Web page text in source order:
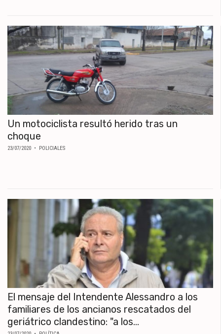
Un motociclista resultó herido tras un
choque
23/07/2020 • POLICIALES
El mensaje del Intendente Alessandro a los
familiares de los ancianos rescatados del
geriátrico clandestino: "a los...